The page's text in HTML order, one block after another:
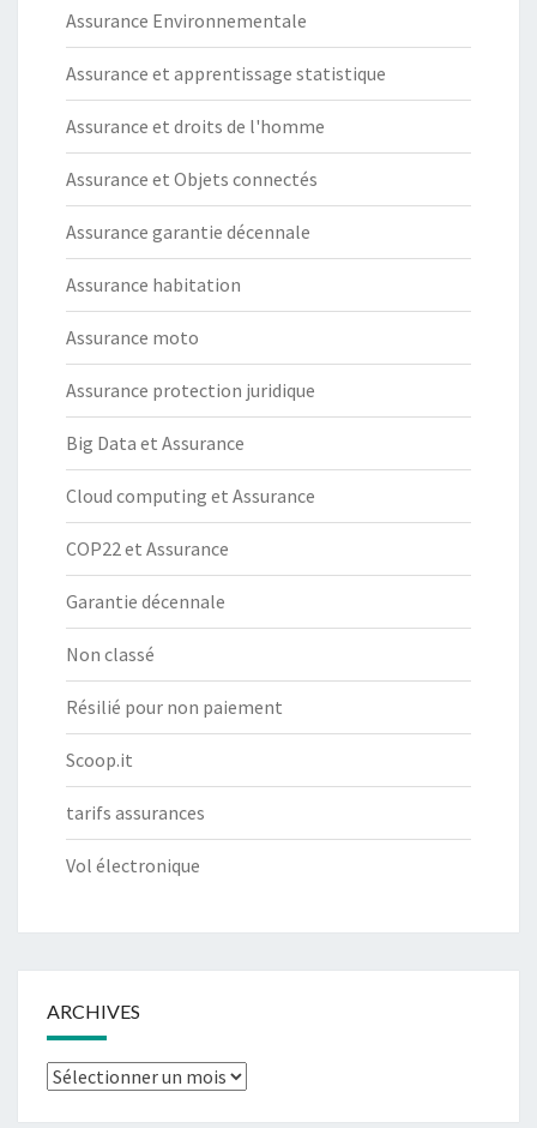
Assurance Environnementale
Assurance et apprentissage statistique
Assurance et droits de l'homme
Assurance et Objets connectés
Assurance garantie décennale
Assurance habitation
Assurance moto
Assurance protection juridique
Big Data et Assurance
Cloud computing et Assurance
COP22 et Assurance
Garantie décennale
Non classé
Résilié pour non paiement
Scoop.it
tarifs assurances
Vol électronique
ARCHIVES
Archives